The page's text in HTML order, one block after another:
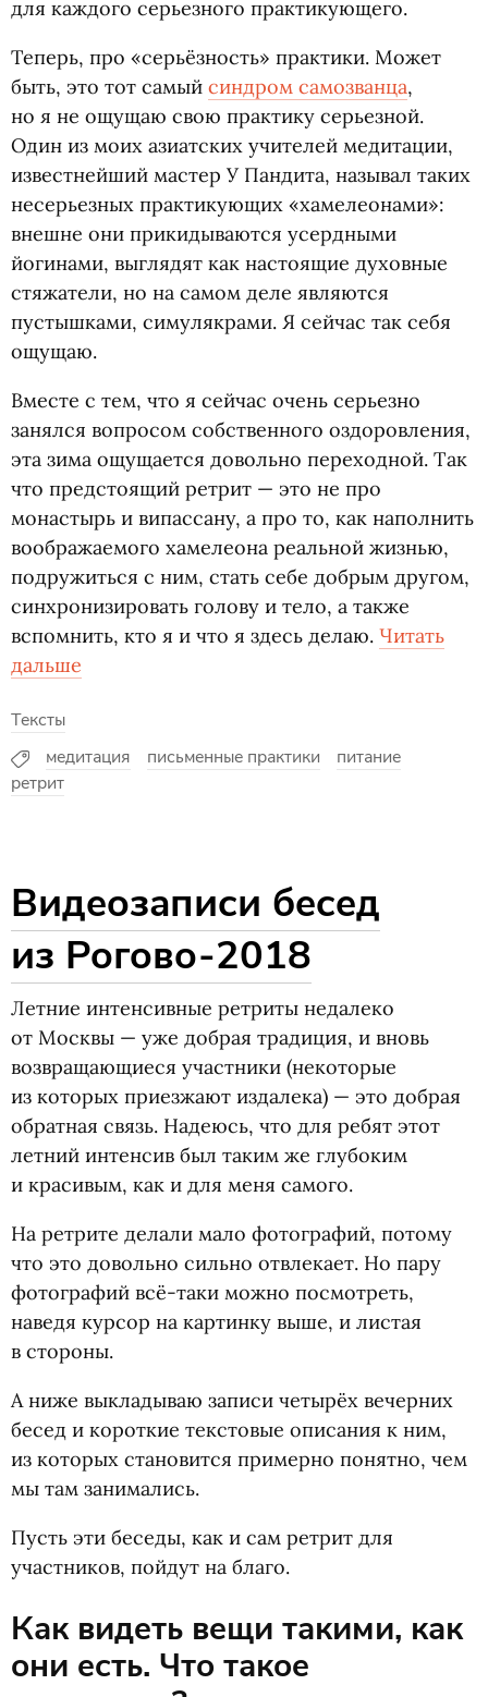
для каждого серьезного практикующего.
Теперь, про «серьёзность» практики. Может
быть, это тот самый синдром самозванца,
но я не ощущаю свою практику серьезной.
Один из моих азиатских учителей медитации,
известнейший мастер У Пандита, называл таких
несерьезных практикующих «хамелеонами»:
внешне они прикидываются усердными
йогинами, выглядят как настоящие духовные
стяжатели, но на самом деле являются
пустышками, симулякрами. Я сейчас так себя
ощущаю.
Вместе с тем, что я сейчас очень серьезно
занялся вопросом собственного оздоровления,
эта зима ощущается довольно переходной. Так
что предстоящий ретрит — это не про
монастырь и випассану, а про то, как наполнить
воображаемого хамелеона реальной жизнью,
подружиться с ним, стать себе добрым другом,
синхронизировать голову и тело, а также
вспомнить, кто я и что я здесь делаю. Читать
дальше
Тексты
медитация
письменные практики
питание
ретрит
Видеозаписи бесед
из Рогово-2018
Летние интенсивные ретриты недалеко
от Москвы — уже добрая традиция, и вновь
возвращающиеся участники (некоторые
из которых приезжают издалека) — это добрая
обратная связь. Надеюсь, что для ребят этот
летний интенсив был таким же глубоким
и красивым, как и для меня самого.
На ретрите делали мало фотографий, потому
что это довольно сильно отвлекает. Но пару
фотографий всё-таки можно посмотреть,
наведя курсор на картинку выше, и листая
в стороны.
А ниже выкладываю записи четырёх вечерних
бесед и короткие текстовые описания к ним,
из которых становится примерно понятно, чем
мы там занимались.
Пусть эти беседы, как и сам ретрит для
участников, пойдут на благо.
Как видеть вещи такими, как
они есть. Что такое